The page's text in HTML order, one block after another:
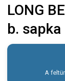
LONG
b. sapka
A